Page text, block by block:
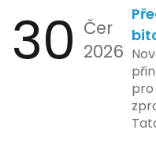
na
ose
mají
své
30 Čer
2026